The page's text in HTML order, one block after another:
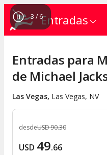
Entradas
3 / 6
Entradas para
de Michael
Las Vegas, Las Vegas, NV
desdeUSD90.30
USD 49.66